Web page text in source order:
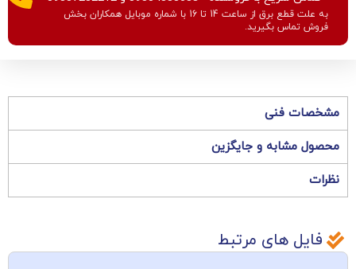
به علت قطع برق از ساعت 14 تا 16 با شماره موبایل همکاران بخش
فروش تماس بگیرید.
مشخصات فنی
محصول مشابه و جایگزین
نظرات
فایل های مرتبط